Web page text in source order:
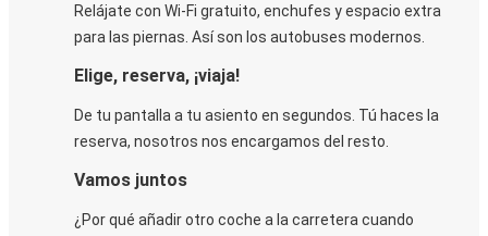
Relájate con Wi-Fi gratuito, enchufes y espacio extra
para las piernas. Así son los autobuses modernos.
Elige, reserva, ¡viaja!
De tu pantalla a tu asiento en segundos. Tú haces la
reserva, nosotros nos encargamos del resto.
Vamos juntos
¿Por qué añadir otro coche a la carretera cuando